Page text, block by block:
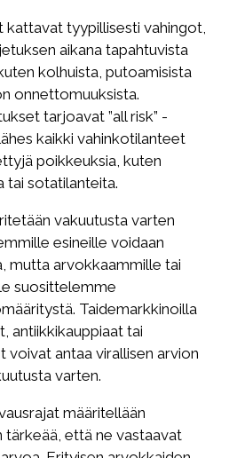
kattavat tyypillisesti vahingot,
aikana tapahtuvista
kolhuista, putoamisista
onnettomuuksista.
tarjoavat ”all risk” -
kaikki vahinkotilanteet
poikkeuksia, kuten
tai sotatilanteita.
vakuutusta varten
esineille voidaan
mutta arvokkaammille tai
suosittelemme
Taidemarkkinoilla
antiikkikauppiaat tai
voivat antaa virallisen arvion
varten.
määritellään
tärkeää, että ne vastaavat